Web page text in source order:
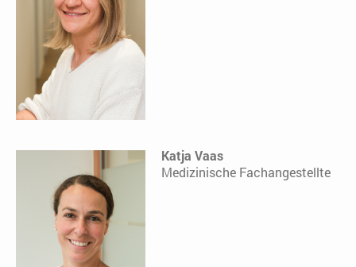
Katja Vaas
Medizinische Fachangestellte